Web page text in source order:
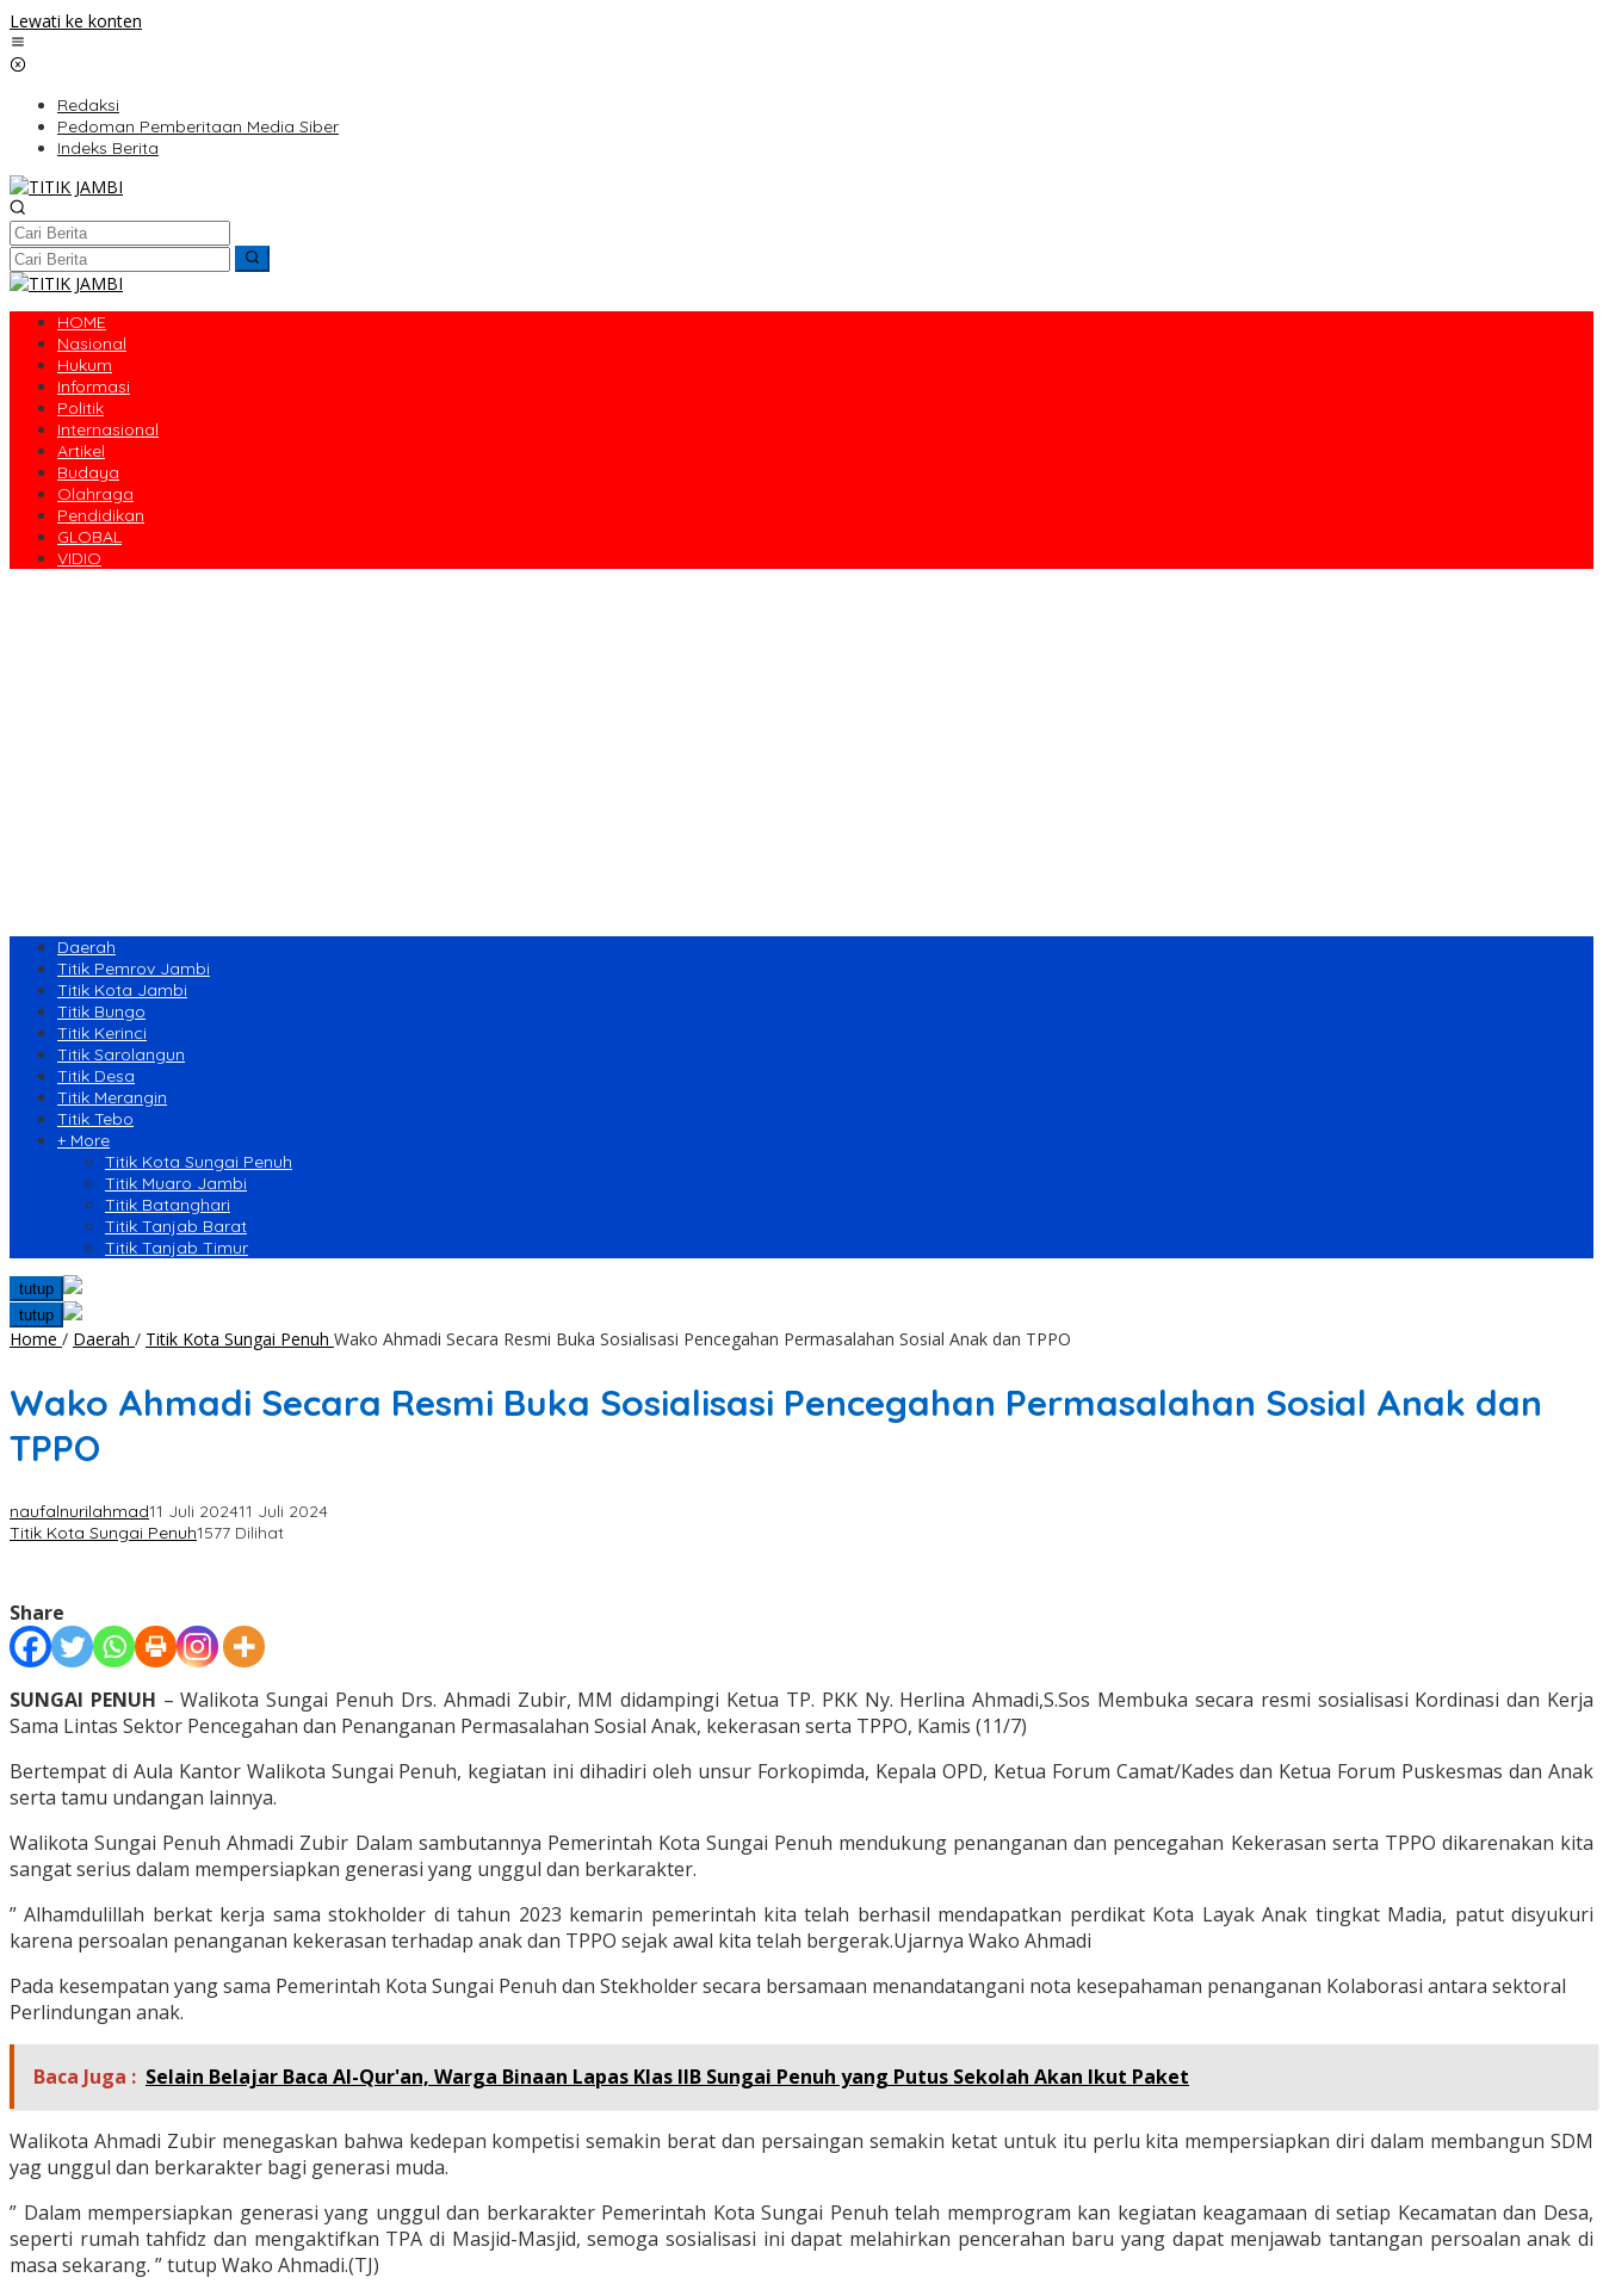
Lewati ke konten
Redaksi
Pedoman Pemberitaan Media Siber
Indeks Berita
HOME
Nasional
Hukum
Informasi
Politik
Internasional
Artikel
Budaya
Olahraga
Pendidikan
GLOBAL
VIDIO
Daerah
Titik Pemrov Jambi
Titik Kota Jambi
Titik Bungo
Titik Kerinci
Titik Sarolangun
Titik Desa
Titik Merangin
Titik Tebo
+ More
Titik Kota Sungai Penuh
Titik Muaro Jambi
Titik Batanghari
Titik Tanjab Barat
Titik Tanjab Timur
tutup
tutup
Home / Daerah / Titik Kota Sungai Penuh Wako Ahmadi Secara Resmi Buka Sosialisasi Pencegahan Permasalahan Sosial Anak dan TPPO
Wako Ahmadi Secara Resmi Buka Sosialisasi Pencegahan Permasalahan Sosial Anak dan
TPPO
naufalnurilahmad11 Juli 202411 Juli 2024
Titik Kota Sungai Penuh1577 Dilihat
Share
SUNGAI PENUH – Walikota Sungai Penuh Drs. Ahmadi Zubir, MM didampingi Ketua TP. PKK Ny. Herlina Ahmadi,S.Sos Membuka secara resmi sosialisasi Kordinasi dan Kerja
Sama Lintas Sektor Pencegahan dan Penanganan Permasalahan Sosial Anak, kekerasan serta TPPO, Kamis (11/7)
Bertempat di Aula Kantor Walikota Sungai Penuh, kegiatan ini dihadiri oleh unsur Forkopimda, Kepala OPD, Ketua Forum Camat/Kades dan Ketua Forum Puskesmas dan Anak
serta tamu undangan lainnya.
Walikota Sungai Penuh Ahmadi Zubir Dalam sambutannya Pemerintah Kota Sungai Penuh mendukung penanganan dan pencegahan Kekerasan serta TPPO dikarenakan kita
sangat serius dalam mempersiapkan generasi yang unggul dan berkarakter.
” Alhamdulillah berkat kerja sama stokholder di tahun 2023 kemarin pemerintah kita telah berhasil mendapatkan perdikat Kota Layak Anak tingkat Madia, patut disyukuri
karena persoalan penanganan kekerasan terhadap anak dan TPPO sejak awal kita telah bergerak.Ujarnya Wako Ahmadi
Pada kesempatan yang sama Pemerintah Kota Sungai Penuh dan Stekholder secara bersamaan menandatangani nota kesepahaman penanganan Kolaborasi antara sektoral
Perlindungan anak.
Baca Juga : Selain Belajar Baca Al-Qur'an, Warga Binaan Lapas Klas IIB Sungai Penuh yang Putus Sekolah Akan Ikut Paket
Walikota Ahmadi Zubir menegaskan bahwa kedepan kompetisi semakin berat dan persaingan semakin ketat untuk itu perlu kita mempersiapkan diri dalam membangun SDM
yag unggul dan berkarakter bagi generasi muda.
” Dalam mempersiapkan generasi yang unggul dan berkarakter Pemerintah Kota Sungai Penuh telah memprogram kan kegiatan keagamaan di setiap Kecamatan dan Desa,
seperti rumah tahfidz dan mengaktifkan TPA di Masjid-Masjid, semoga sosialisasi ini dapat melahirkan pencerahan baru yang dapat menjawab tantangan persoalan anak di
masa sekarang. ” tutup Wako Ahmadi.(TJ)